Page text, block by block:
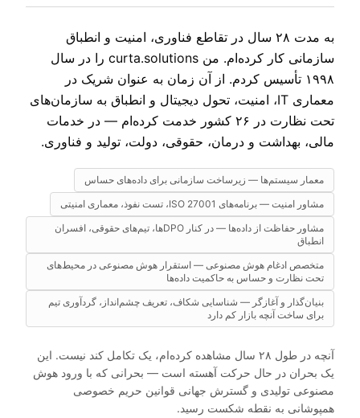
به مدت ۲۸ سال در تقاطع فناوری، امنیت و انطباق
سازمانی کار کرده‌ام. من curta.solutions را در سال
۱۹۹۸ تأسیس کردم. از آن زمان به عنوان شریک در
معماری IT، امنیت، تحول دیجیتال و انطباق به سازمان‌های
تحت نظارت در ۲۶ کشور خدمت کرده‌ام — در خدمات
مالی، بهداشت و درمان، حقوقی، دولت، تولید و فناوری.
معمار سیستم‌ها — زیرساخت سازمانی برای داده‌های حساس
مشاور امنیت — برنامه‌های ISO 27001، تست نفوذ، معماری امنیتی
مشاور حفاظت از داده‌ها — در کنار DPOها، تیم‌های حقوقی، افسران
انطباق
متخصص ادغام هوش مصنوعی — استقرار هوش مصنوعی در محیط‌های
تحت نظارت و حساس به حاکمیت داده‌ها
بنیان‌گذار و آغازگر — شناسایی شکاف، تعریف چشم‌انداز، گردآوری تیم
برای ساخت آنچه بازار کم دارد
آنچه در طول ۲۸ سال مشاهده کرده‌ام، یک تکامل کند نیست. این
یک بحران در حال حرکت آهسته است — بحرانی که با ورود هوش
مصنوعی تولیدی و گسترش جهانی قوانین حریم خصوصی
همپوشانی به نقطه شکست رسید.